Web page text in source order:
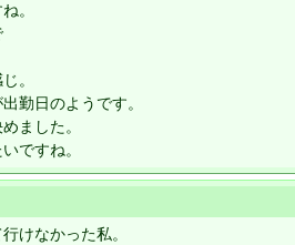
。
。
勤日のようです。
ました。
ですね。
けなかった私。